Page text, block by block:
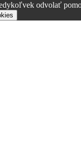
odvolať